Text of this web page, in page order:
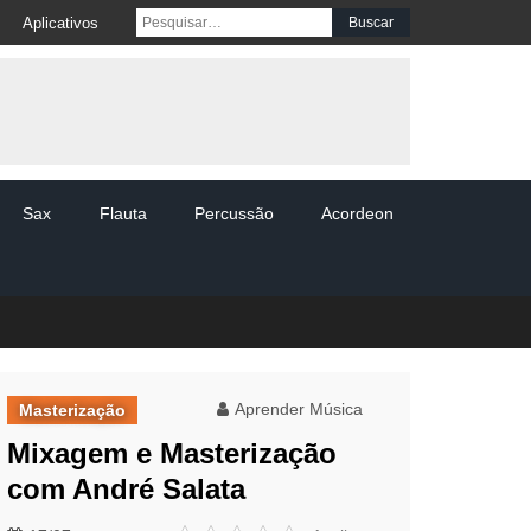
Aplicativos Pesquisar por:
Sax Flauta Percussão Acordeon
Masterização Aprender Música
Mixagem e Masterização
com André Salata